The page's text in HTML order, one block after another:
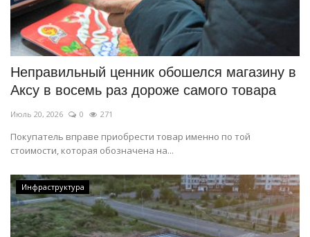
Неправильный ценник обошелся магазину в
Аксу в восемь раз дороже самого товара
Июль 20, 2026 0 271
Покупатель вправе приобрести товар именно по той
стоимости, которая обозначена на...
Инфраструктура